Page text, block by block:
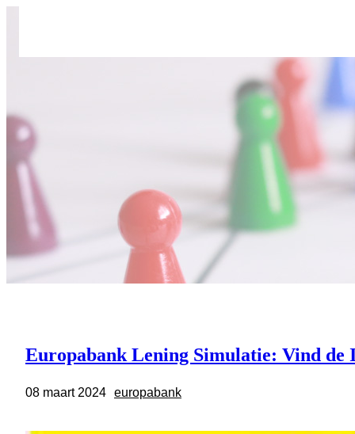
Europabank Lening Simulatie: Vind de
08 maart 2024 europabank